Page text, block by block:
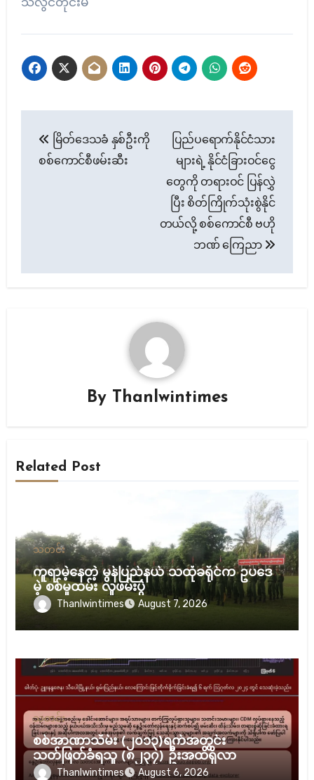
navigation
မြိတ်ဒေသခံ နှစ်ဦးကို
စစ်ကောင်စီဖမ်းဆီး
ပြည်ပရောက်နိုင်ငံသား
များရဲ့ နိုင်ငံခြားဝင်ငွေ
တွေကို တရားဝင် ပြန်လွှဲ
ပြီး စိတ်ကြိုက်သုံးစွဲနိုင်
တယ်လို့ စစ်ကောင်စီ ဗဟို
ဘဏ် ကြေညာ
By Thanlwintimes
Related Post
သတင်း
ကူရာမဲ့နေတဲ့ မွန်ပြည်နယ် သထုံခရိုင်က ဥပဒေ
မဲ့ စစ်မှုထမ်း လူဖမ်းပွဲ
Thanlwintimes August 7, 2026
သတင်း
စစ်အာဏာသိမ်း (၂၀၁၃)ရက်အတွင်း
သတ်ဖြတ်ခံရသူ (၈၂၃၇) ဦးအထိရှိလာ
Thanlwintimes August 6, 2026